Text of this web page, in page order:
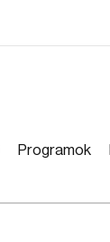
Programok